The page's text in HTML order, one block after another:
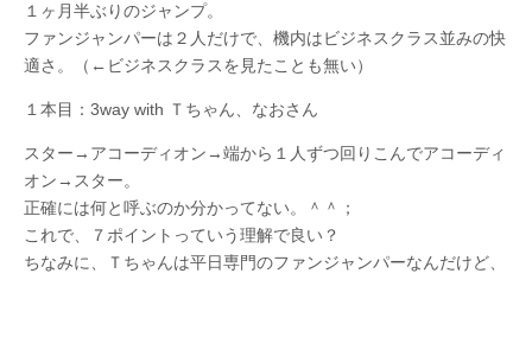
１ヶ月半ぶりのジャンプ。
ファンジャンパーは２人だけで、機内はビジネスクラス並みの快
適さ。（←ビジネスクラスを見たことも無い）
１本目：3way with Ｔちゃん、なおさん
スター→アコーディオン→端から１人ずつ回りこんでアコーディ
オン→スター。
正確には何と呼ぶのか分かってない。＾＾；
これで、７ポイントっていう理解で良い？
ちなみに、Ｔちゃんは平日専門のファンジャンパーなんだけど、